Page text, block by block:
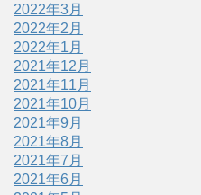
2022年3月
2022年2月
2022年1月
2021年12月
2021年11月
2021年10月
2021年9月
2021年8月
2021年7月
2021年6月